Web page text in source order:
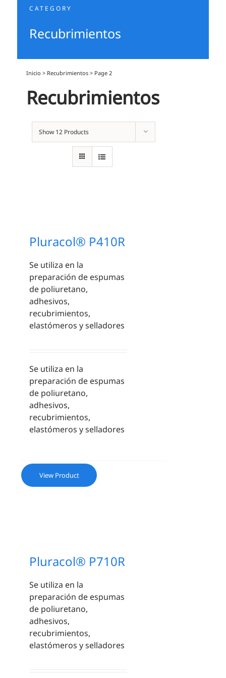
CATEGORY
Recubrimientos
Inicio > Recubrimientos > Page 2
Recubrimientos
Show 12 Products
Pluracol® P410R
Se utiliza en la
preparación de espumas
de poliuretano,
adhesivos,
recubrimientos,
elastómeros y selladores
Se utiliza en la
preparación de espumas
de poliuretano,
adhesivos,
recubrimientos,
elastómeros y selladores
View Product
Pluracol® P710R
Se utiliza en la
preparación de espumas
de poliuretano,
adhesivos,
recubrimientos,
elastómeros y selladores